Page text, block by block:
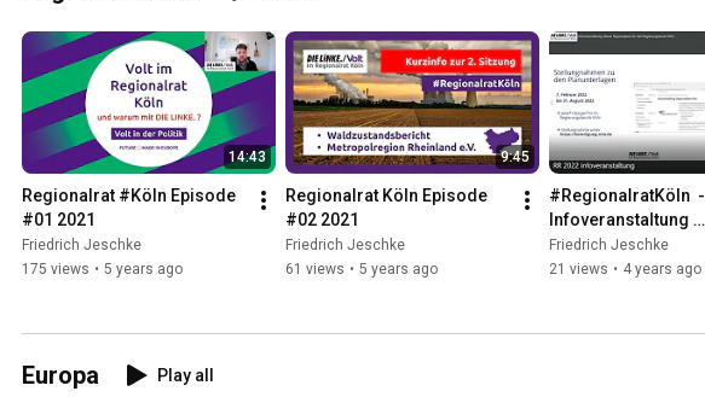
14:43
Regionalrat #Köln Episode
#01 2021
Friedrich Jeschke
175 views • 5 years ago
9:45
Regionalrat Köln Episode
#02 2021
Friedrich Jeschke
61 views • 5 years ago
#RegionalratKöln  -
Infoveranstaltung
Neuaufstellung
Regionalplan
Friedrich Jeschke
21 views • 4 years ago
Europa Play all